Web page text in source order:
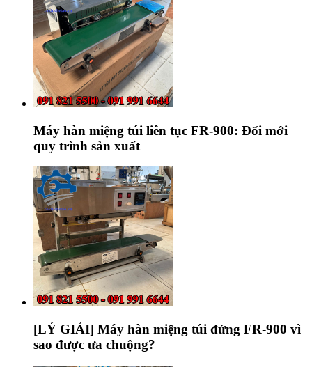
Máy hàn miệng túi liên tục FR-900: Đổi mới
quy trình sản xuất
[LÝ GIẢI] Máy hàn miệng túi đứng FR-900 vì
sao được ưa chuộng?